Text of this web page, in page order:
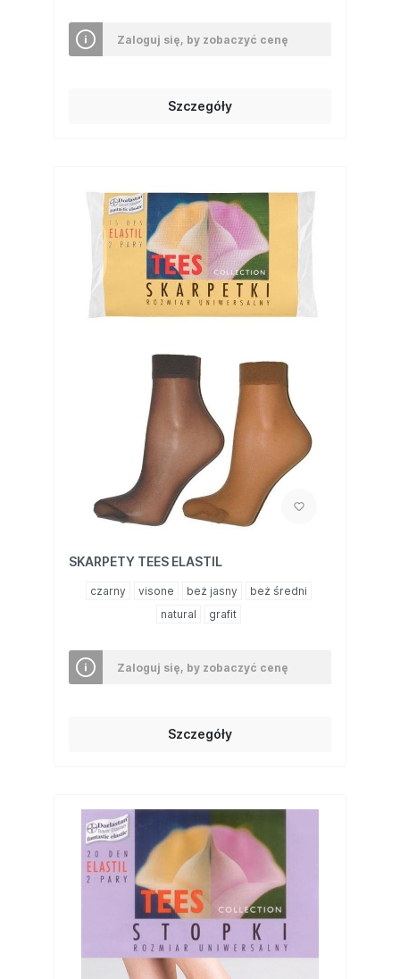
Zaloguj się, by zobaczyć cenę
Szczegóły
SKARPETY TEES ELASTIL
czarny visone beż jasny
beż średni
natural
grafit
Zaloguj się, by zobaczyć cenę
Szczegóły